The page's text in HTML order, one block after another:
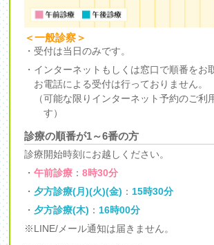
＜一般診察＞
・受付は当日のみです。
・インターネットもしくは窓口で順番をお
お電話による受付は行っておりません。
（可能な限りインターネット予約のご利
す）
診療の順番が1～6番の方
診療開始時刻にお越しください。
・午前診療 ：8時30分
・ 夕方診療(月)(火)(金) ： 15時30分
・ 夕方診療(木) ： 16時00分
※LINE/メール通知は届きません。